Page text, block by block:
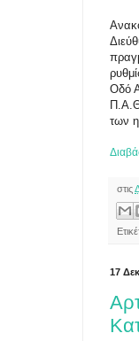
Οδό
των
στις
17